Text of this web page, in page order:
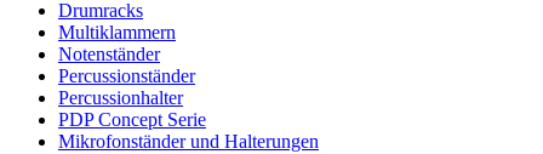
Drumracks
Multiklammern
Notenständer
Percussionständer
Percussionhalter
PDP Concept Serie
Mikrofonständer und Halterungen